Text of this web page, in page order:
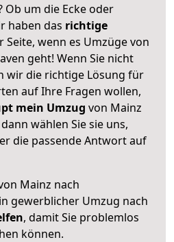
Ob um die Ecke oder
haben das richtige
Seite, wenn es Umzüge von
geht! Wenn Sie nicht
wir die richtige Lösung für
auf Ihre Fragen wollen,
mein Umzug von Mainz
wählen Sie sie uns,
die passende Antwort auf
Mainz nach
gewerblicher Umzug nach
, damit Sie problemlos
können.